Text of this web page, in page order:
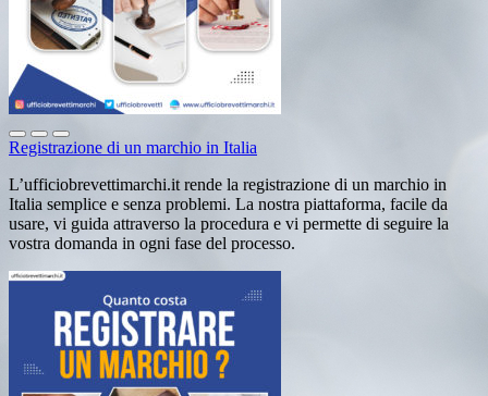
Registrazione di un marchio in Italia
L’ufficiobrevettimarchi.it rende la registrazione di un marchio in
Italia semplice e senza problemi. La nostra piattaforma, facile da
usare, vi guida attraverso la procedura e vi permette di seguire la
vostra domanda in ogni fase del processo.